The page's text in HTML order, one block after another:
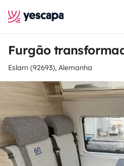
Furgão
Eslarn (92693), Alemanha